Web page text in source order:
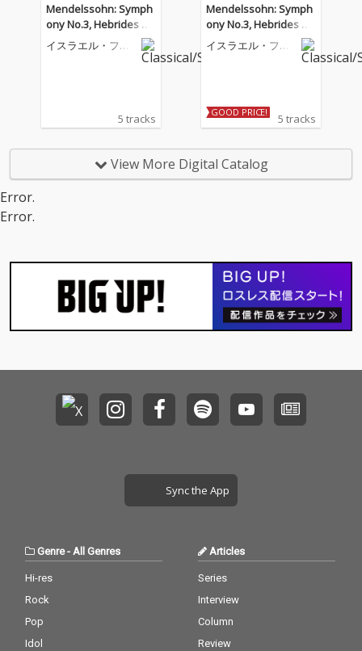
Mendelssohn: Symph
ony No.3, Hebrides Ov
erture (Live)
イスラエル・フィ
5 tracks
Mendelssohn: Symph
ony No.3, Hebrides Ov
erture (Live)
イスラエル・フィ
GOOD PRICE! 5 tracks
View More Digital Catalog
Error.
Error.
Sync the App
Genre-All Genres
Hi-res
Rock
Pop
Idol
Articles
Series
Interview
Column
Review